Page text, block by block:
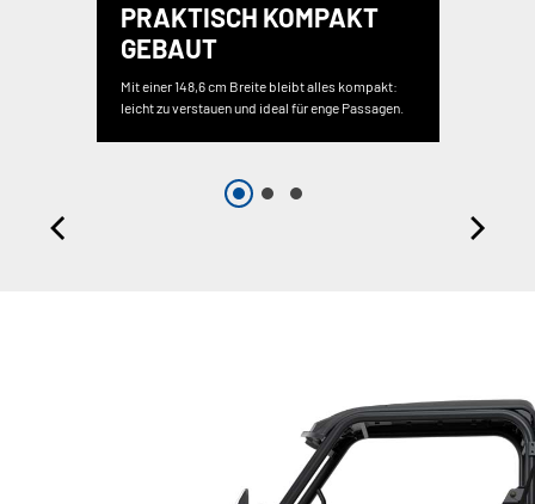
PRAKTISCH KOMPAKT
GEBAUT
Mit einer 148,6 cm Breite bleibt alles kompakt:
leicht zu verstauen und ideal für enge Passagen.